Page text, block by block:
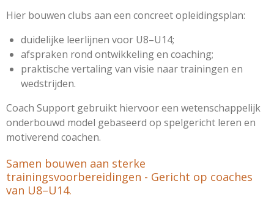
Hier bouwen clubs aan een concreet opleidingsplan:
duidelijke leerlijnen voor U8–U14;
afspraken rond ontwikkeling en coaching;
praktische vertaling van visie naar trainingen en
wedstrijden.
Coach Support gebruikt hiervoor een wetenschappelijk
onderbouwd model gebaseerd op spelgericht leren en
motiverend coachen.
Samen bouwen aan sterke
trainingsvoorbereidingen - Gericht op coaches
van U8–U14.